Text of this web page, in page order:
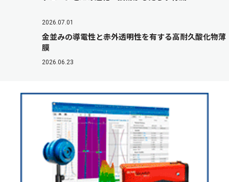
2026.07.01
金並みの導電性と赤外透明性を有する高耐久酸化物薄
膜
2026.06.23